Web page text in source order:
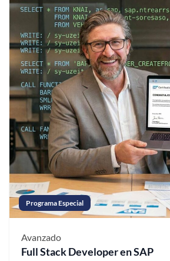
Programa Especial
Avanzado
Full Stack Developer en SAP